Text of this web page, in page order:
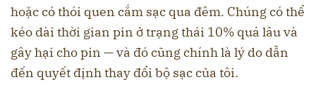
hoặc có thói quen cắm sạc qua đêm. Chúng có thể
kéo dài thời gian pin ở trạng thái 10% quá lâu và
gây hại cho pin — và đó cũng chính là lý do dẫn
đến quyết định thay đổi bộ sạc của tôi.